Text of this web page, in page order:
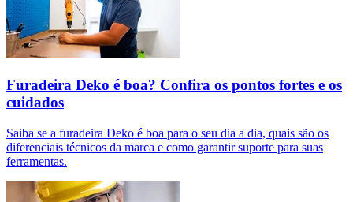
Furadeira Deko é boa? Confira os pontos fortes e os
cuidados
Saiba se a furadeira Deko é boa para o seu dia a dia, quais são os
diferenciais técnicos da marca e como garantir suporte para suas
ferramentas.